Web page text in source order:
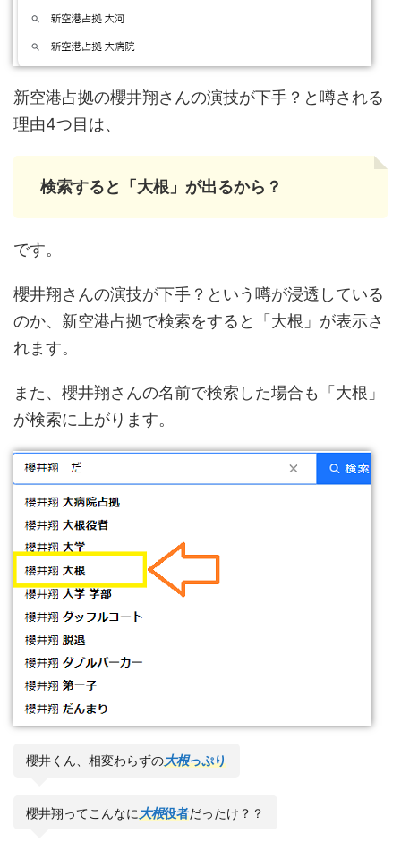
新空港占拠の櫻井翔さんの演技が下手？と噂される
理由4つ目は、
検索すると「大根」が出るから？
です。
櫻井翔さんの演技が下手？という噂が浸透している
のか、新空港占拠で検索をすると「大根」が表示さ
れます。
また、櫻井翔さんの名前で検索した場合も「大根」
が検索に上がります。
櫻井くん、相変わらずの大根っぷり
櫻井翔ってこんなに大根役者だったけ？？